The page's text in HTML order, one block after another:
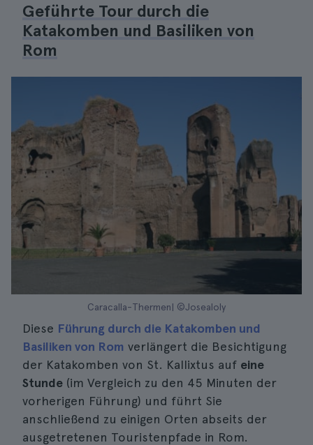
Geführte Tour durch die
Katakomben und Basiliken von
Rom
Caracalla-Thermen| ©Josealoly
Diese Führung durch die Katakomben und
Basiliken von Rom verlängert die Besichtigung
der Katakomben von St. Kallixtus auf eine
Stunde (im Vergleich zu den 45 Minuten der
vorherigen Führung) und führt Sie
anschließend zu einigen Orten abseits der
ausgetretenen Touristenpfade in Rom.